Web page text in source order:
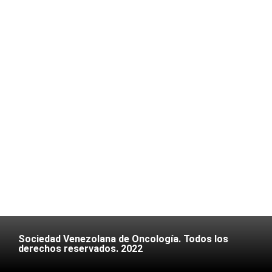
Sociedad Venezolana de Oncología. Todos los
derechos reservados. 2022